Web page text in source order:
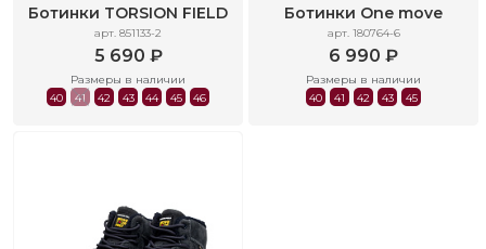
Ботинки TORSION FIELD
арт. 851133-2
5 690 ₽
Размеры в наличии
40
41 42 43 44 45 46
Ботинки One move
арт. 180764-6
6 990 ₽
Размеры в наличии
40
41 42 43 45